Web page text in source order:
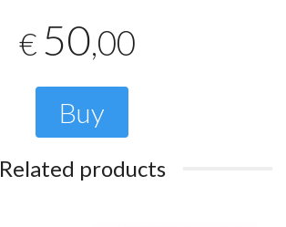
€ 50,00
Buy
Related products